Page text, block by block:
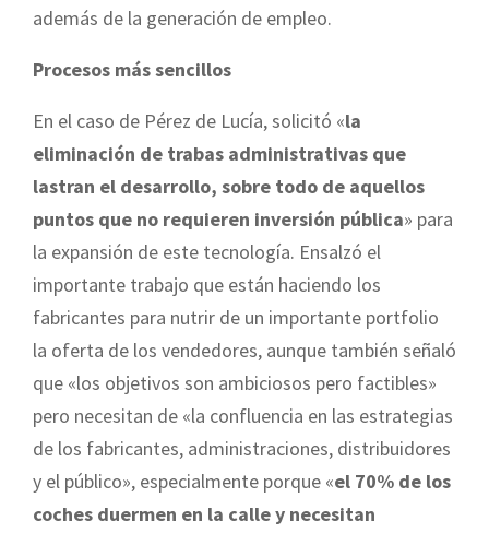
además de la generación de empleo.
Procesos más sencillos
En el caso de Pérez de Lucía, solicitó «la
eliminación de trabas administrativas que
lastran el desarrollo, sobre todo de aquellos
puntos que no requieren inversión pública» para
la expansión de este tecnología. Ensalzó el
importante trabajo que están haciendo los
fabricantes para nutrir de un importante portfolio
la oferta de los vendedores, aunque también señaló
que «los objetivos son ambiciosos pero factibles»
pero necesitan de «la confluencia en las estrategias
de los fabricantes, administraciones, distribuidores
y el público», especialmente porque «el 70% de los
coches duermen en la calle y necesitan